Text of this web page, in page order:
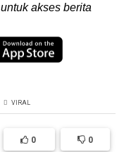
untuk akses berita
VIRAL
0 0